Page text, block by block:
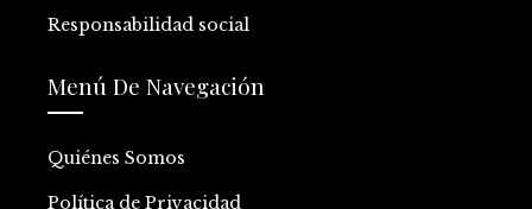
Responsabilidad social
Menú De Navegación
Quiénes Somos
Política de Privacidad